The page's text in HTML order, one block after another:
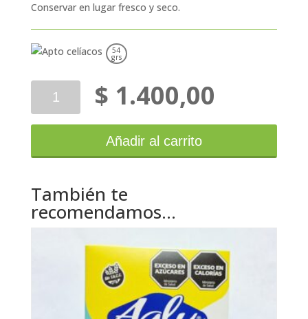
Conservar en lugar fresco y seco.
54
grs
$ 1.400,00
Galletitas
Añadir al carrito
También te
recomendamos…